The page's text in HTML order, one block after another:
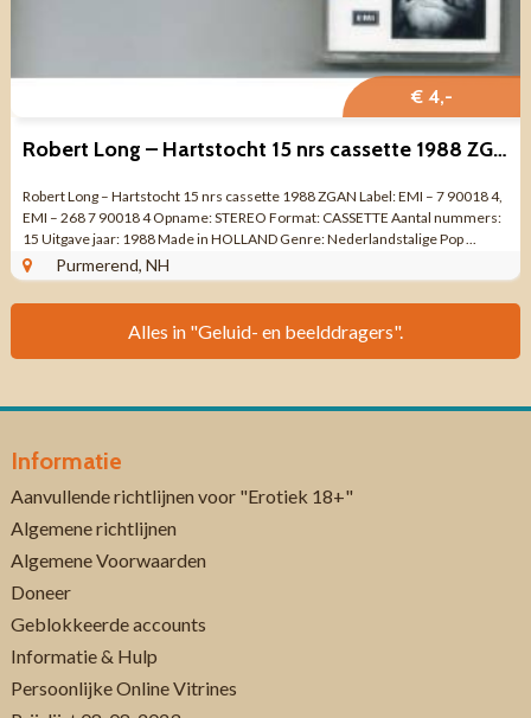
€ 4,-
Robert Long – Hartstocht 15 nrs cassette 1988 ZGAN
Robert Long – Hartstocht 15 nrs cassette 1988 ZGAN Label: EMI – 7 90018 4,
EMI – 268 7 90018 4 Opname: STEREO Format: CASSETTE Aantal nummers:
15 Uitgave jaar: 1988 Made in HOLLAND Genre: Nederlandstalige Pop ...
Purmerend, NH
Alles in "Geluid- en beelddragers".
Informatie
Aanvullende richtlijnen voor "Erotiek 18+"
Algemene richtlijnen
Algemene Voorwaarden
Doneer
Geblokkeerde accounts
Informatie & Hulp
Persoonlijke Online Vitrines